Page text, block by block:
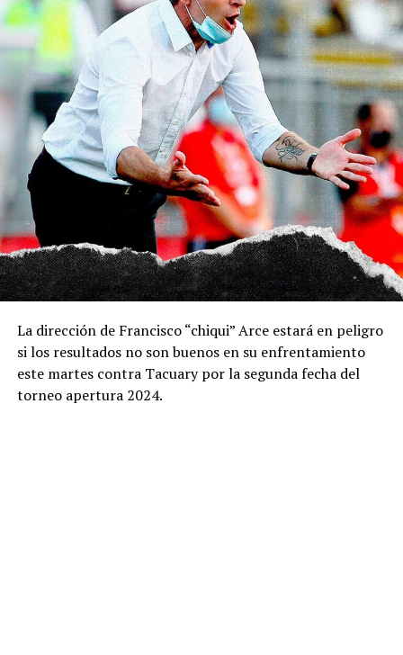
La dirección de Francisco “chiqui” Arce estará en peligro
si los resultados no son buenos en su enfrentamiento
este martes contra Tacuary por la segunda fecha del
torneo apertura 2024.